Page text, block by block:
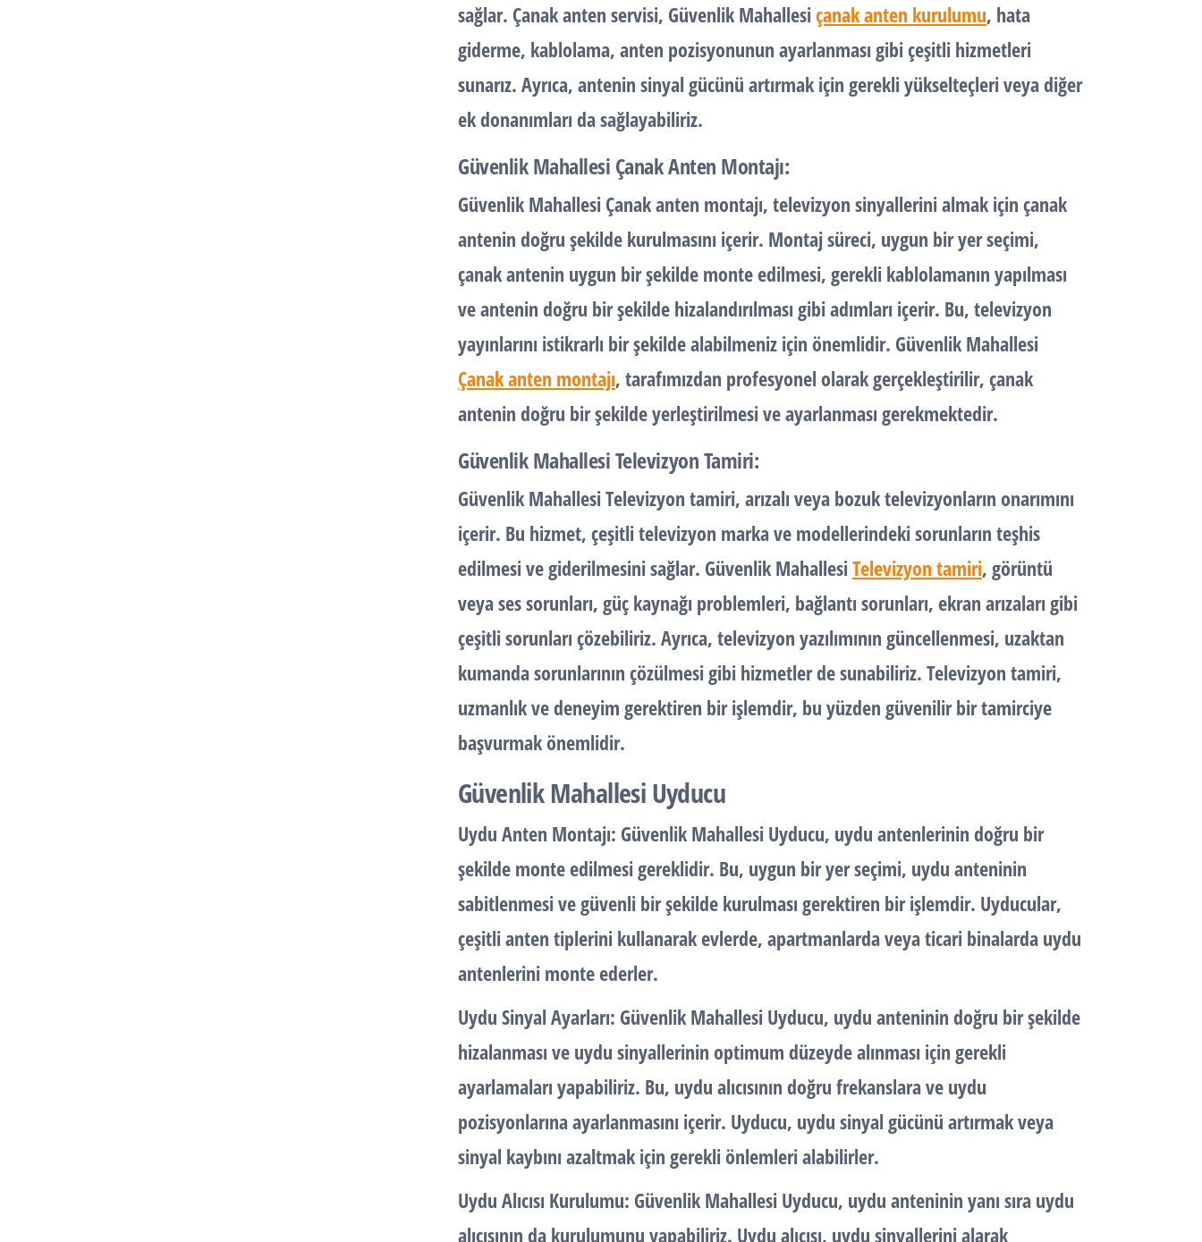
sağlar. Çanak anten servisi, Güvenlik Mahallesiçanak anten kurulumu, hata
giderme, kablolama, anten pozisyonunun ayarlanması gibi çeşitli hizmetleri
sunarız. Ayrıca, antenin sinyal gücünü artırmak için gerekli yükselteçleri veya diğer
ek donanımları da sağlayabiliriz.
Güvenlik Mahallesi Çanak Anten Montajı:
Güvenlik Mahallesi Çanak anten montajı, televizyon sinyallerini almak için çanak
antenin doğru şekilde kurulmasını içerir. Montaj süreci, uygun bir yer seçimi,
çanak antenin uygun bir şekilde monte edilmesi, gerekli kablolamanın yapılması
ve antenin doğru bir şekilde hizalandırılması gibi adımları içerir. Bu, televizyon
yayınlarını istikrarlı bir şekilde alabilmeniz için önemlidir. Güvenlik Mahallesi
Çanak anten montajı, tarafımızdan profesyonel olarak gerçekleştirilir, çanak
antenin doğru bir şekilde yerleştirilmesi ve ayarlanması gerekmektedir.
Güvenlik Mahallesi Televizyon Tamiri:
Güvenlik Mahallesi Televizyon tamiri, arızalı veya bozuk televizyonların onarımını
içerir. Bu hizmet, çeşitli televizyon marka ve modellerindeki sorunların teşhis
edilmesi ve giderilmesini sağlar. Güvenlik MahallesiTelevizyon tamiri, görüntü
veya ses sorunları, güç kaynağı problemleri, bağlantı sorunları, ekran arızaları gibi
çeşitli sorunları çözebiliriz. Ayrıca, televizyon yazılımının güncellenmesi, uzaktan
kumanda sorunlarının çözülmesi gibi hizmetler de sunabiliriz. Televizyon tamiri,
uzmanlık ve deneyim gerektiren bir işlemdir, bu yüzden güvenilir bir tamirciye
başvurmak önemlidir.
Güvenlik Mahallesi Uyducu
Uydu Anten Montajı: Güvenlik Mahallesi Uyducu, uydu antenlerinin doğru bir
şekilde monte edilmesi gereklidir. Bu, uygun bir yer seçimi, uydu anteninin
sabitlenmesi ve güvenli bir şekilde kurulması gerektiren bir işlemdir. Uyducular,
çeşitli anten tiplerini kullanarak evlerde, apartmanlarda veya ticari binalarda uydu
antenlerini monte ederler.
Uydu Sinyal Ayarları: Güvenlik Mahallesi Uyducu, uydu anteninin doğru bir şekilde
hizalanması ve uydu sinyallerinin optimum düzeyde alınması için gerekli
ayarlamaları yapabiliriz. Bu, uydu alıcısının doğru frekanslara ve uydu
pozisyonlarına ayarlanmasını içerir. Uyducu, uydu sinyal gücünü artırmak veya
sinyal kaybını azaltmak için gerekli önlemleri alabilirler.
Uydu Alıcısı Kurulumu: Güvenlik Mahallesi Uyducu, uydu anteninin yanı sıra uydu
alıcısının da kurulumunu yapabiliriz. Uydu alıcısı, uydu sinyallerini alarak